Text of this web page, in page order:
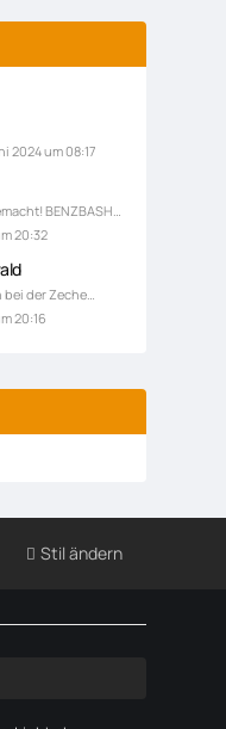
2024 um 08:17
BENZBASH…
20:32
bei der Zeche…
20:16
Stil ändern